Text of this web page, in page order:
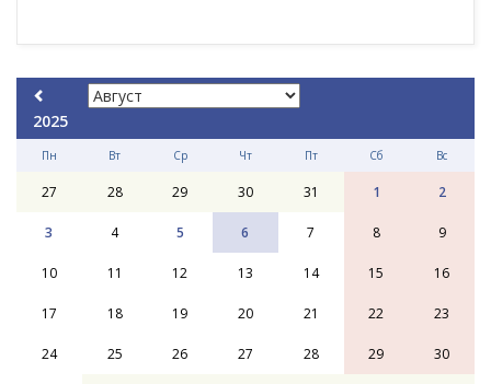
2025
Пн Вт Ср Чт Пт Сб Вс
27 28 29 30 31 1 2
3 4 5 6 7 8 9
10 11 12 13 14 15 16
17 18 19 20 21 22 23
24 25 26 27 28 29 30